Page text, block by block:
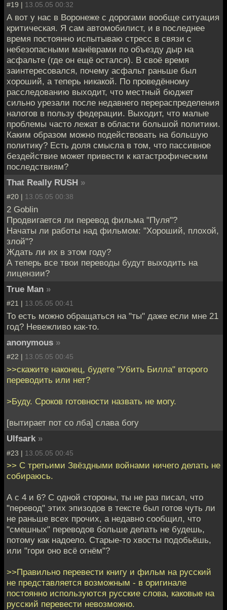
#19 | 13.05.05 00:32
А вот у нас в Воронеже с дорогами вообще ситуация
критическая. Я сам автомобилист, и в последнее
время постоянно испытываю стресс в связи с
небезопасными манёврами по объезду дыр на
асфальте (где он ещё остался). В своё время
заинтересовался, почему асфальт раньше был
хороший, а теперь никакой. По проведённому
расследованию выходит, что местный бюджет
сильно урезали после недавнего перераспределения
налогов в пользу федерации. Выходит, что малые
проблемы часто лежат в области большой политики.
Каким образом можно подействовать на большую
политику? Есть доля смысла в том, что пассивное
бездействие может привести к катастрофическим
последствиям?
That Really RUSH »
#20 | 13.05.05 00:38
2 Goblin
Продвигается ли перевод фильма "Пуля"?
Начаты ли работы над фильмом: "Хороший, плохой,
злой"?
Ждать ли их в этом году?
А теперь все твои переводы будут выходить на
лицензии?
True Man »
#21 | 13.05.05 00:41
То есть можно обращаться на "ты" даже если мне 21
год? Невежливо как-то.
anonymous »
#22 | 13.05.05 00:45
>>скажите наконец, будете "Убить Билла" второго
переводить или нет?
>Буду. Сроков готовности назвать не могу.
[вытирает пот со лба] слава богу
Ulfsark »
#23 | 13.05.05 00:45
>> С третьими Звёздными войнами ничего делать не
собираюсь.
А с 4 и 6? С одной стороны, ты не раз писал, что
"перевод" этих эпизодов в тексте был готов чуть ли
не раньше всех прочих, а недавно сообщил, что
"смешных" переводов больше делать не будешь,
потому как надоело. Старые-то хвосты подобьёшь,
или "гори оно всё огнём"?
>>Правильно перевести книгу и фильм на русский
не представляется возможным - в оригинале
постоянно используются русские слова, каковые на
русский перевести невозможно.